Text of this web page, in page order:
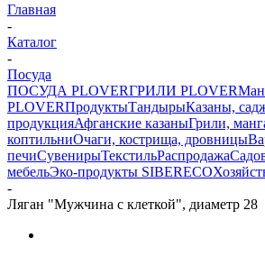
Главная
-
Каталог
-
Посуда
ПОСУДА PLOVERГРИЛИ PLOVER
PLOVERПродуктыТандырыКазаны,
продукцияАфганские казаныГрили,
коптильниОчаги, кострища, дровницы
печиСувенирыТекстильРаспродажа
мебельЭко-продукты SIBERECO
-
Ляган "Мужчина с клеткой", диаметр 28